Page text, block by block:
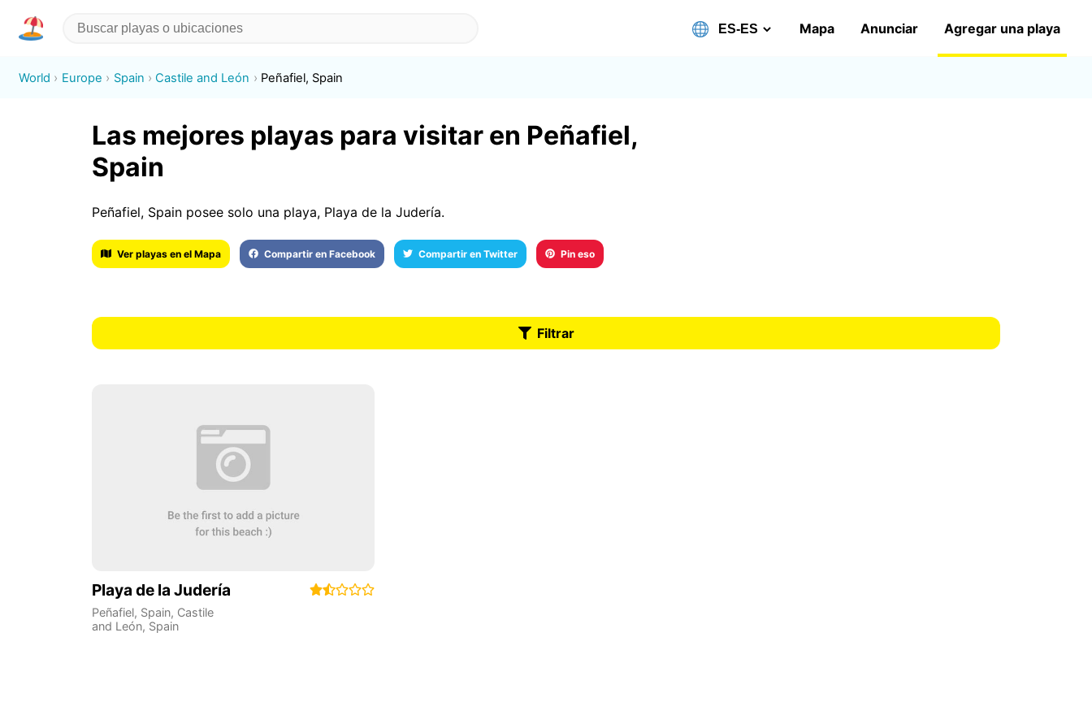
Mapa Anunciar Agregar una playa
World Europe Spain Castile and León Peñafiel, Spain
Las mejores playas para visitar en Peñafiel,
Spain
Peñafiel, Spain posee solo una playa, Playa de la Judería.
Ver playas en el Mapa Compartir en Facebook Compartir en Twitter Pin eso
Filtrar
Playa de la Judería
Peñafiel, Spain, Castile
and León, Spain